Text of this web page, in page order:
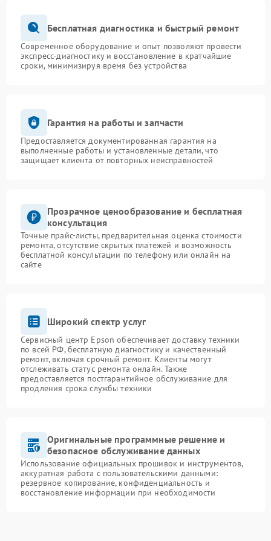
Бесплатная диагностика и быстрый ремонт
Современное оборудование и опыт позволяют провести
экспресс-диагностику и восстановление в кратчайшие
сроки, минимизируя время без устройства
Гарантия на работы и запчасти
Предоставляется документированная гарантия на
выполненные работы и установленные детали, что
защищает клиента от повторных неисправностей
Прозрачное ценообразование и бесплатная
консультация
Точные прайс-листы, предварительная оценка стоимости
ремонта, отсутствие скрытых платежей и возможность
бесплатной консультации по телефону или онлайн на
сайте
Широкий спектр услуг
Сервисный центр Epson обеспечивает доставку техники
по всей РФ, бесплатную диагностику и качественный
ремонт, включая срочный ремонт. Клиенты могут
отслеживать статус ремонта онлайн. Также
предоставляется постгарантийное обслуживание для
продления срока службы техники
Оригинальные программные решение и
безопасное обслуживание данных
Использование официальных прошивок и инструментов,
аккуратная работа с пользовательскими данными:
резервное копирование, конфиденциальность и
восстановление информации при необходимости